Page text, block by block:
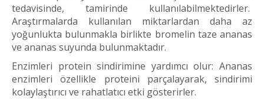
tedavisinde, tamirinde kullanılabilmektedirler.
Araştırmalarda kullanılan miktarlardan daha az
yoğunlukta bulunmakla birlikte bromelin taze ananas
ve ananas suyunda bulunmaktadır.
Enzimleri protein sindirimine yardımcı olur: Ananas
enzimleri özellikle proteini parçalayarak, sindirimi
kolaylaştırıcı ve rahatlatıcı etki gösterirler.